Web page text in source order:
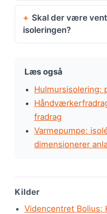
Skal der være
isoleringen?
Læs også
Hulmursisolering:
fradrag
Varmepumpe:
dimensionerer
Kilder
Videncentret Bolius: